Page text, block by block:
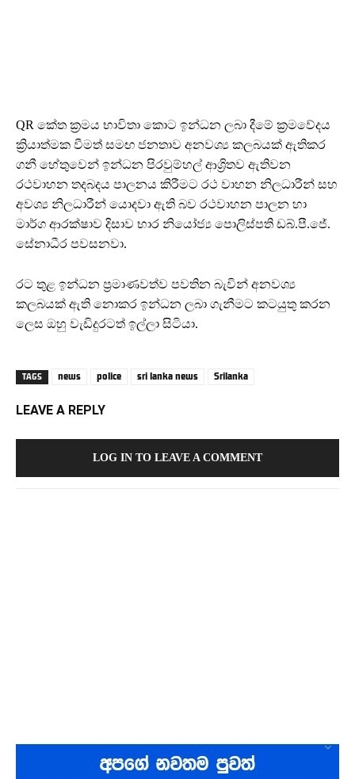
QR කේත ක්‍රමය භාවිතා කොට ඉන්ධන ලබා දීමේ ක්‍රමවේදය
ක්‍රියාත්මක වීමත් සමඟ ජනතාව අනවශ්‍ය කලබයක් ඇතිකර
ගනී හේතුවෙන් ඉන්ධන පිරවුම්හල් ආශ්‍රිතව ඇතිවන
රථවාහන තදබදය පාලනය කිරීමට රථ වාහන නිලධාරීන් සහ
අවශ්‍ය නිලධාරීන් යොදවා ඇති බව රථවාහන පාලන හා
මාර්ග ආරක්ෂාව දිසාව භාර නියෝජ්‍ය පොලිස්පති ඩබ්.පී.ජේ.
සේනාධීර පවසනවා.
රට තුළ ඉන්ධන ප්‍රමාණවත්ව පවතින බැවින් අනවශ්‍ය
කලබයක් ඇති නොකර ඉන්ධන ලබා ගැනීමට කටයුතු කරන
ලෙස ඔහු වැඩිදුරටත් ඉල්ලා සිටියා.
TAGS news police sri lanka news Srilanka
LEAVE A REPLY
LOG IN TO LEAVE A COMMENT
අපගේ නවතම පුවත්